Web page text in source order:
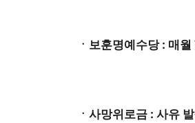
ㆍ보훈명예수당 : 매
ㆍ사망위로금 : 사유